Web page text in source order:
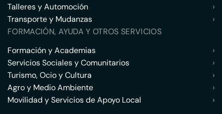
Talleres y Automoción
›
Transporte y Mudanzas
›
FORMACIÓN, AYUDA Y OTROS SERVICIOS
Formación y Academias
›
Servicios Sociales y Comunitarios
›
Turismo, Ocio y Cultura
›
Agro y Medio Ambiente
›
Movilidad y Servicios de Apoyo Local
›